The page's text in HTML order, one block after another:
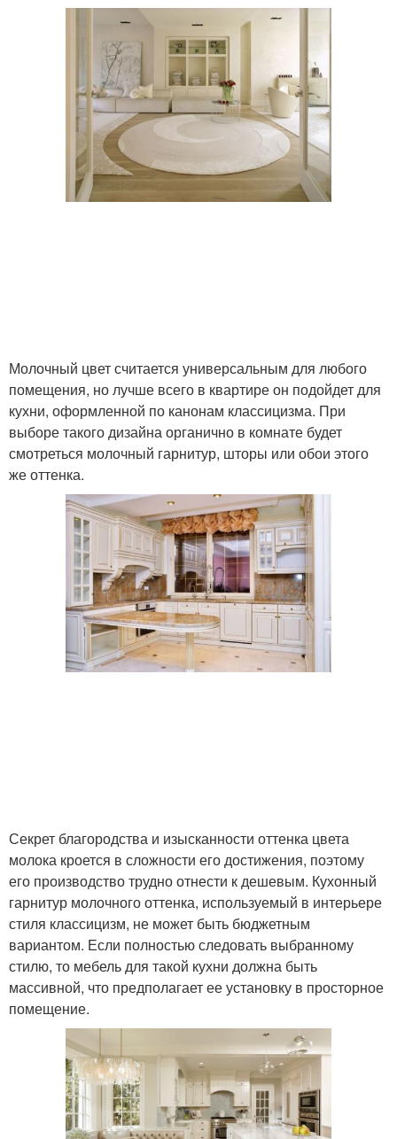
Молочный цвет считается универсальным для любого
помещения, но лучше всего в квартире он подойдет для
кухни, оформленной по канонам классицизма. При
выборе такого дизайна органично в комнате будет
смотреться молочный гарнитур, шторы или обои этого
же оттенка.
Секрет благородства и изысканности оттенка цвета
молока кроется в сложности его достижения, поэтому
его производство трудно отнести к дешевым. Кухонный
гарнитур молочного оттенка, используемый в интерьере
стиля классицизм, не может быть бюджетным
вариантом. Если полностью следовать выбранному
стилю, то мебель для такой кухни должна быть
массивной, что предполагает ее установку в просторное
помещение.